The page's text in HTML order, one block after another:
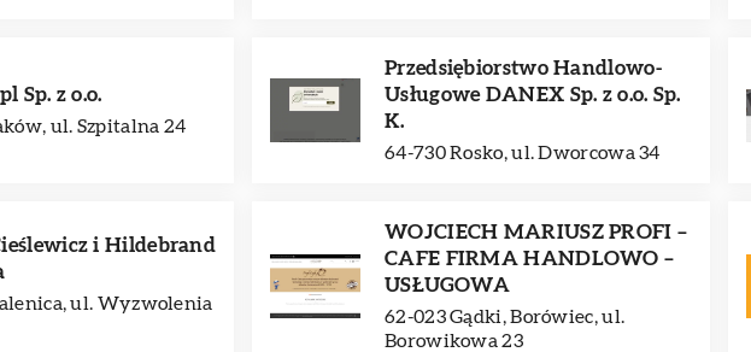
Sp. z o.o.
ul. Szpitalna 24
Przedsiębiorstwo Handlowo-
Usługowe DANEX Sp. z o.o. Sp.
K.
64-730 Rosko, ul. Dworcowa 34
i Hildebrand
ul. Wyzwolenia
WOJCIECH MARIUSZ PROFI –
CAFE FIRMA HANDLOWO –
USŁUGOWA
62-023 Gądki, Borówiec, ul.
Borowikowa 23